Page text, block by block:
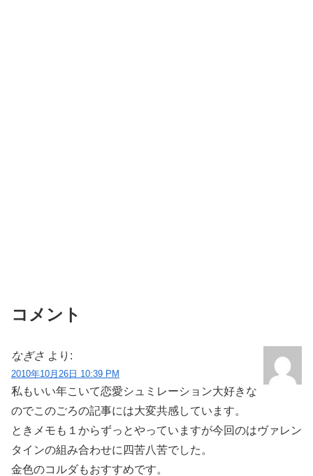
コメント
なぎさ より:
2010年10月26日 10:39 PM
私もいい年こいて恋愛シュミレーション大好きな
のでこのごろの記事には大変共感しています。
ときメモも１からずっとやっていますが今回のはヴァレン
タインの組み合わせに四苦八苦でした。
金色のコルダもおすすめです。